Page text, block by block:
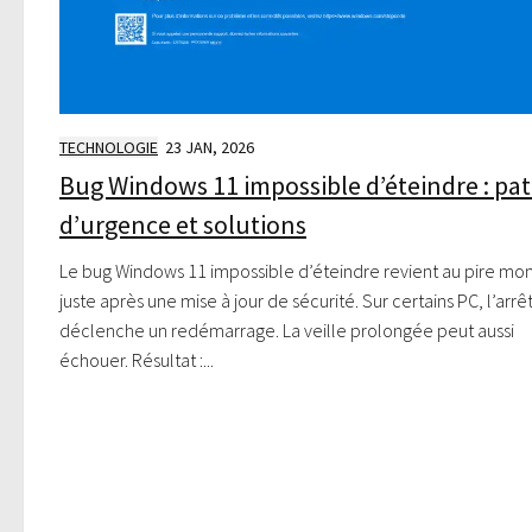
TECHNOLOGIE 23 JAN, 2026
Bug Windows 11 impossible d’éteindre :
d’urgence et solutions
Le bug Windows 11 impossible d’éteindre revient au pire
juste après une mise à jour de sécurité. Sur certains PC, l’arrêt
déclenche un redémarrage. La veille prolongée peut aussi
échouer. Résultat :...